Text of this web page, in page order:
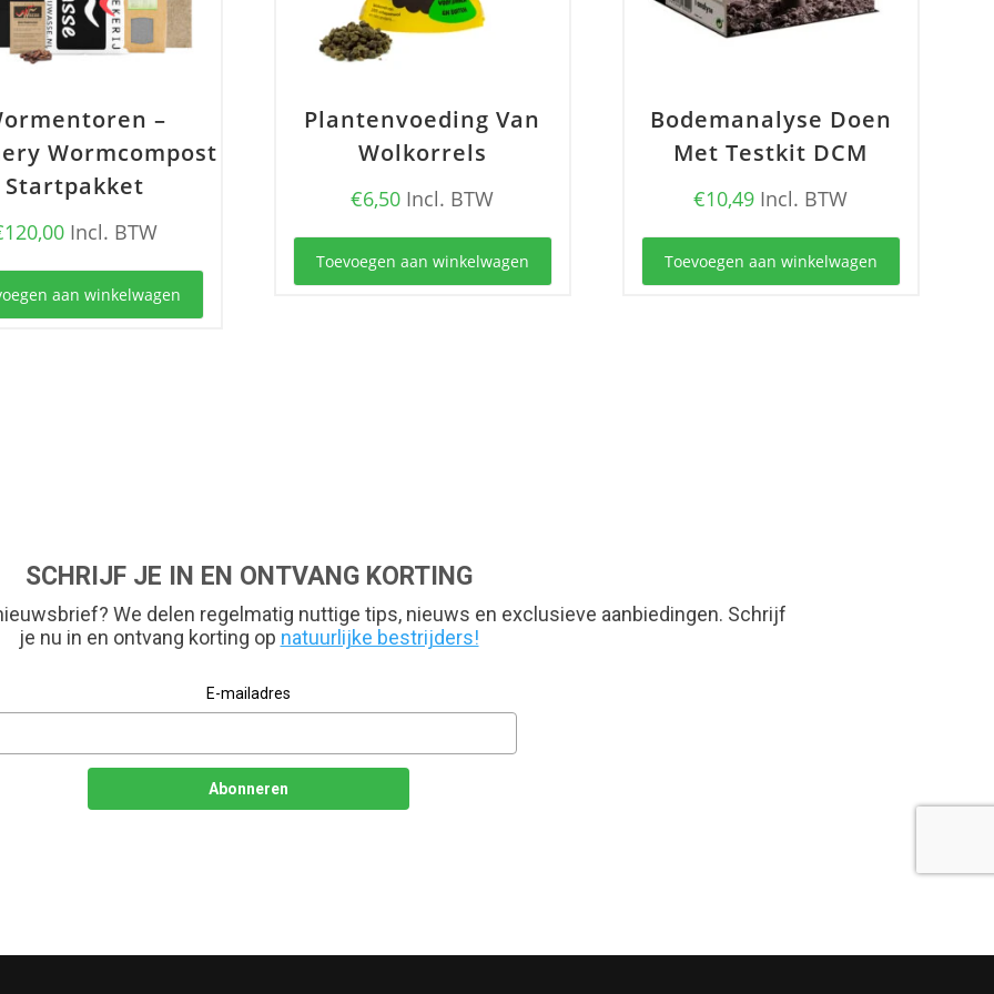
–
Wormcompost
Startpakket
120,00 Incl. BTW
aan winkelwagen
Plantenvoeding Van
Wolkorrels
€6,50 Incl. BTW
Toevoegen aan winkelwagen
Bodemanalyse Doen
Met Testkit DCM
€10,49 Incl. BTW
Toevoegen aan winkelwagen